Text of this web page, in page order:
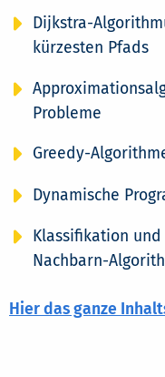
Dijkstra-
kürzesten Pfads
Probleme
Greedy-
Dynamische
Klassifikation
Nachbarn-
Hier das ganze